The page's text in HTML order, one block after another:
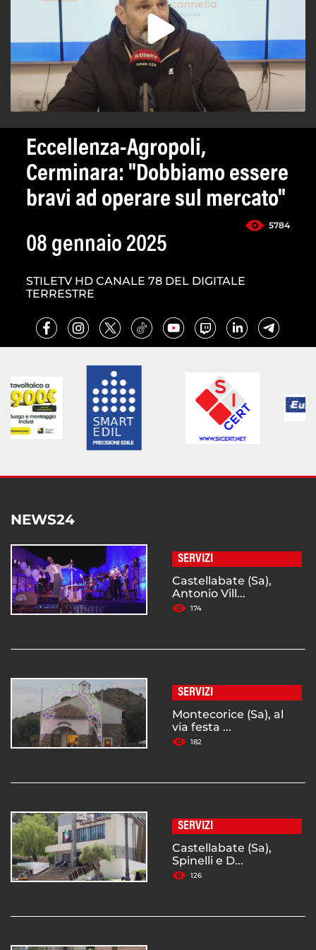
Eccellenza-Agropoli,
Cerminara: "Dobbiamo essere
bravi ad operare sul mercato"
5784
08 gennaio 2025
STILETV HD CANALE 78 DEL DIGITALE
TERRESTRE
NEWS24
SERVIZI
Castellabate (Sa),
Antonio Vill...
174
SERVIZI
Montecorice (Sa), al
via festa ...
182
SERVIZI
Castellabate (Sa),
Spinelli e D...
126